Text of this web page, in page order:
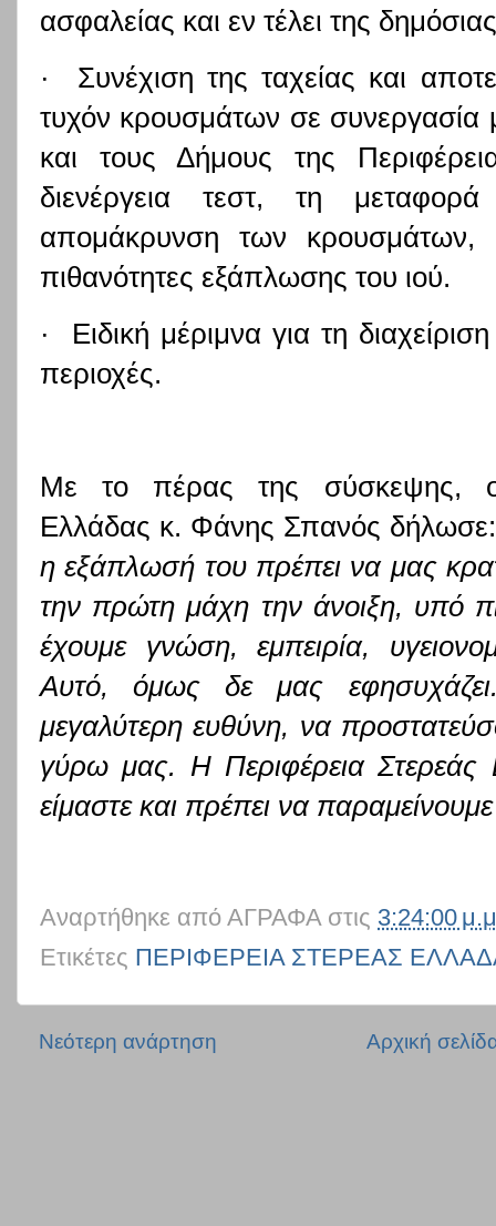
ασφαλείας και εν τέλει της
· Συνέχιση της ταχείας και
τυχόν κρουσμάτων σε
και τους Δήμους της
διενέργεια τεστ, τη
απομάκρυνση των κρουσμάτων,
πιθανότητες εξάπλωσης του ιού.
· Ειδική μέριμνα για τη
περιοχές.
Με το πέρας της σύσκεψης, ο
Ελλάδας κ. Φάνης Σπανός
η εξάπλωσή του πρέπει να μας
την πρώτη μάχη την άνοιξη, υπό
έχουμε γνώση, εμπειρία,
Αυτό, όμως δε μας εφησυχάζει.
μεγαλύτερη ευθύνη, να
γύρω μας. Η Περιφέρεια Στερεάς
είμαστε και πρέπει να
Αναρτήθηκε από ΑΓΡΑΦΑ στις 3:24:00
Ετικέτες ΠΕΡΙΦΕΡΕΙΑ ΣΤΕΡΕΑΣ
Νεότερη ανάρτηση Αρχική